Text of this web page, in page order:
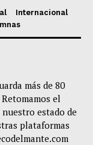
Internacional
más de 80
el
estado de
plataformas